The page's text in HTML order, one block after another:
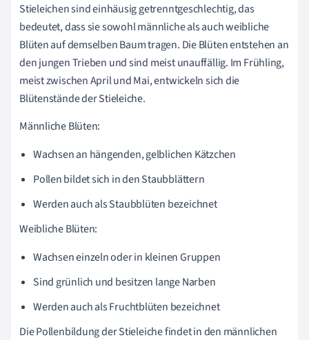
Stieleichen sind einhäusig getrenntgeschlechtig, das
bedeutet, dass sie sowohl männliche als auch weibliche
Blüten auf demselben Baum tragen. Die Blüten entstehen an
den jungen Trieben und sind meist unauffällig. Im Frühling,
meist zwischen April und Mai, entwickeln sich die
Blütenstände der Stieleiche.
Männliche Blüten:
Wachsen an hängenden, gelblichen Kätzchen
Pollen bildet sich in den Staubblättern
Werden auch als Staubblüten bezeichnet
Weibliche Blüten:
Wachsen einzeln oder in kleinen Gruppen
Sind grünlich und besitzen lange Narben
Werden auch als Fruchtblüten bezeichnet
Die Pollenbildung der Stieleiche findet in den männlichen